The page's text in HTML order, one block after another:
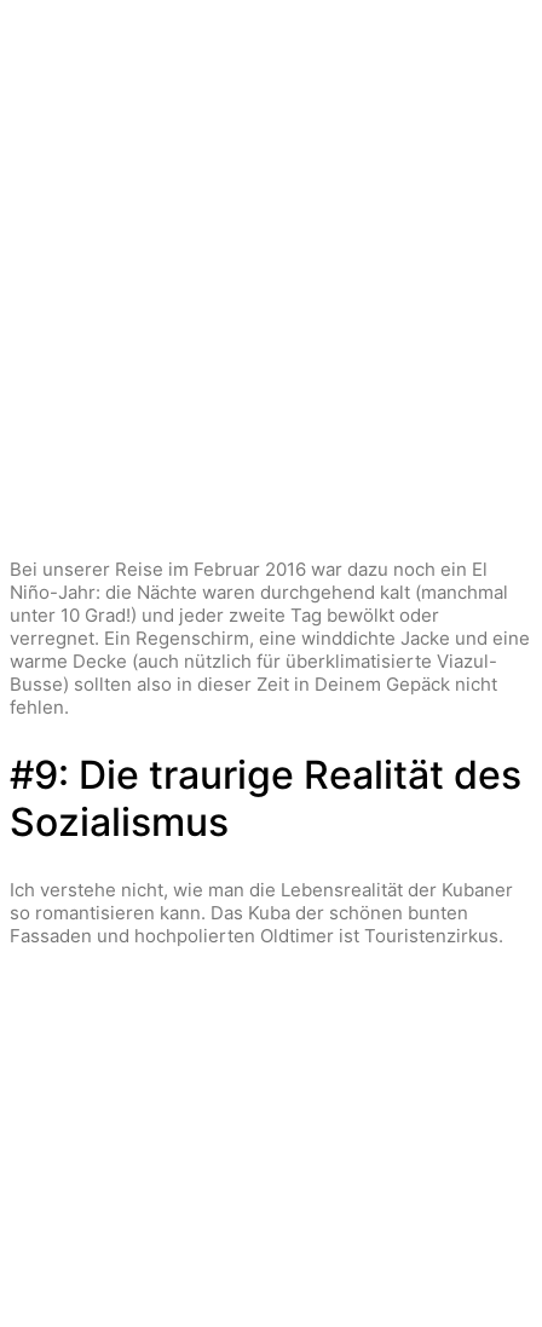
Bei unserer Reise im Februar 2016 war dazu noch ein El
Niño-Jahr: die Nächte waren durchgehend kalt (manchmal
unter 10 Grad!) und jeder zweite Tag bewölkt oder
verregnet. Ein Regenschirm, eine winddichte Jacke und eine
warme Decke (auch nützlich für überklimatisierte Viazul-
Busse) sollten also in dieser Zeit in Deinem Gepäck nicht
fehlen.
#9: Die traurige Realität des
Sozialismus
Ich verstehe nicht, wie man die Lebensrealität der Kubaner
so romantisieren kann. Das Kuba der schönen bunten
Fassaden und hochpolierten Oldtimer ist Touristenzirkus.